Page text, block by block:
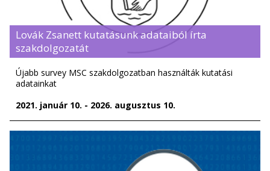
Lovák Zsanett kutatásunk adataiból írta
szakdolgozatát
Újabb survey MSC szakdolgozatban használták kutatási
adatainkat
2021. január 10. - 2026. augusztus 10.